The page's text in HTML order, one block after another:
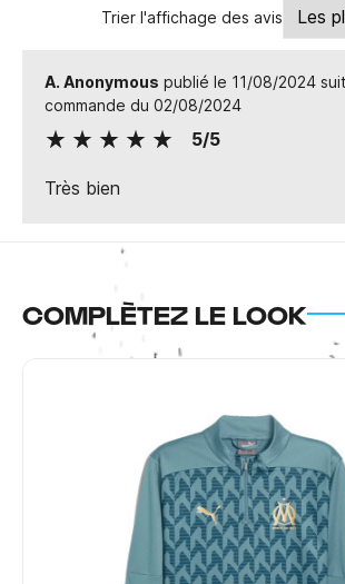
Trier l'affichage des avis
A. Anonymous publié le 11/08/2024
commande du 02/08/2024
5/5
Très bien
COMPLÈTEZ LE LOOK